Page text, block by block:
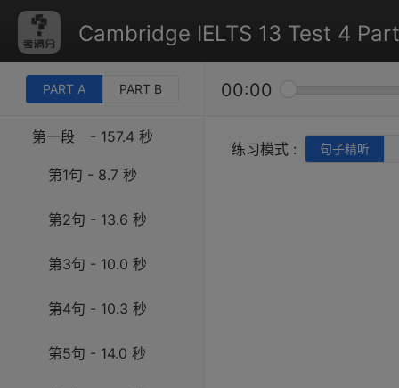
Cambridge IELTS 13 Test 4
PART A PART B 00:00
第一段 - 157.4 秒
第1句 - 8.7 秒
第2句 - 13.6 秒
第3句 - 10.0 秒
第4句 - 10.3 秒
第5句 - 14.0 秒
练习模式 : 句子精听